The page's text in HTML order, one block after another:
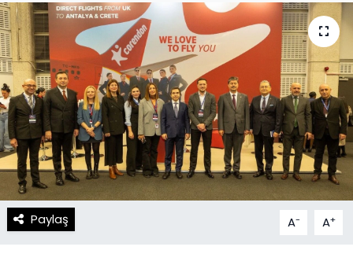
Paylaş A- A+
Teknoloji
Resmi İlanlar
Yaşam
Künye
Gizlilik Sözleşmesi
İletişim